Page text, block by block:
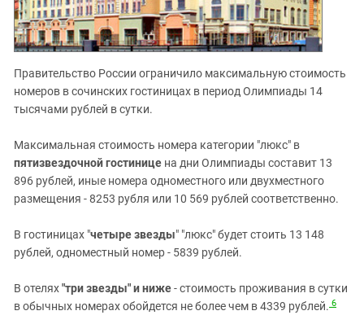
Правительство России ограничило максимальную стоимость
номеров в сочинских гостиницах в период Олимпиады 14
тысячами рублей в сутки.
Максимальная стоимость номера категории "люкс" в
пятизвездочной гостинице на дни Олимпиады составит 13
896 рублей, иные номера одноместного или двухместного
размещения - 8253 рубля или 10 569 рублей соответственно.
В гостиницах "четыре звезды" "люкс" будет стоить 13 148
рублей, одноместный номер - 5839 рублей.
В отелях"три звезды" и ниже- стоимость проживания в сутки
в обычных номерах обойдется не более чем в 4339 рублей. 6